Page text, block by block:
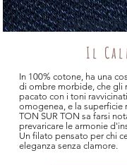
Il
In 100% cotone, ha una
di ombre morbide, che gli
pacato con i toni
omogenea, e la superficie
TON SUR TON sa farsi
prevaricare le armonie
Un filato pensato per chi
eleganza senza clamore.